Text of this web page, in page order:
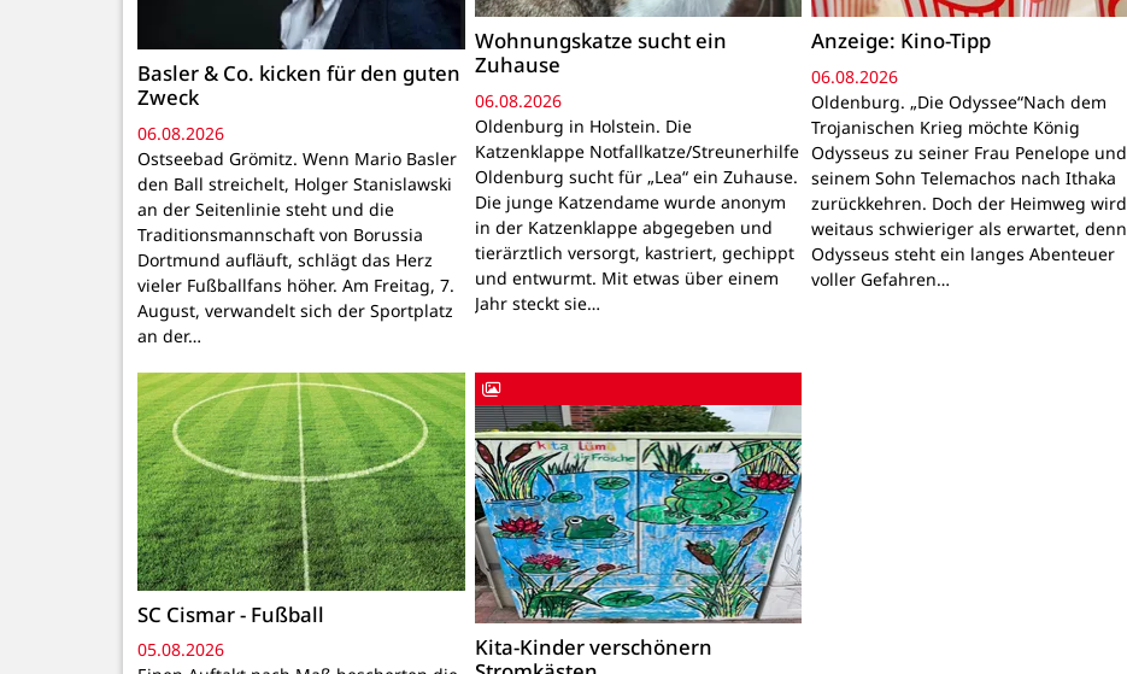
Basler & Co. kicken für den guten
Zweck
06.08.2026
Ostseebad Grömitz. Wenn Mario Basler
den Ball streichelt, Holger Stanislawski
an der Seitenlinie steht und die
Traditionsmannschaft von Borussia
Dortmund aufläuft, schlägt das Herz
vieler Fußballfans höher. Am Freitag, 7.
August, verwandelt sich der Sportplatz
an der…
Wohnungskatze sucht ein
Zuhause
06.08.2026
Oldenburg in Holstein. Die
Katzenklappe Notfallkatze/Streunerhilfe
Oldenburg sucht für „Lea“ ein Zuhause.
Die junge Katzendame wurde anonym
in der Katzenklappe abgegeben und
tierärztlich versorgt, kastriert, gechippt
und entwurmt. Mit etwas über einem
Jahr steckt sie…
Anzeige: Kino-Tipp
06.08.2026
Oldenburg. „Die Odyssee“Nach dem
Trojanischen Krieg möchte König
Odysseus zu seiner Frau Penelope und
seinem Sohn Telemachos nach Ithaka
zurückkehren. Doch der Heimweg wird
weitaus schwieriger als erwartet, denn
Odysseus steht ein langes Abenteuer
voller Gefahren…
SC Cismar - Fußball
05.08.2026
Kita-Kinder verschönern